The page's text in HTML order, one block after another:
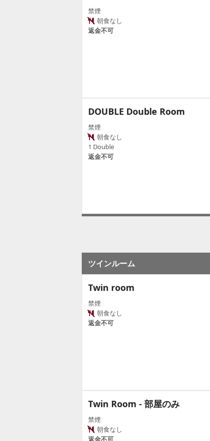
禁煙
朝食なし
返金不可
DOUBLE Double Room
禁煙
朝食なし
1 Double
返金不可
ツインルーム
Twin room
禁煙
朝食なし
返金不可
Twin Room - 部屋のみ
禁煙
朝食なし
返金不可